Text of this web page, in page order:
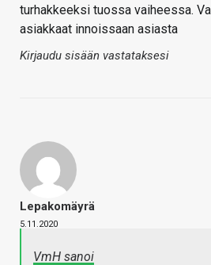
turhakkeeksi tuossa vaiheessa.
asiakkaat innoissaan asiasta
Kirjaudu sisään vastataksesi
Lepakomäyrä
5.11.2020
VmH sanoi